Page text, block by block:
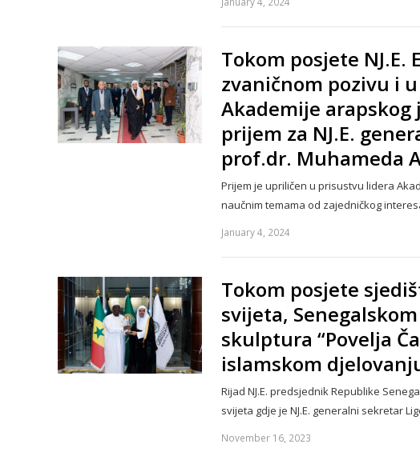
Tokom posjete NJ.E.
zvaničnom pozivu i
Akademije
prijem za NJ.E.
prof.dr. Muhameda
Prijem je upriličen u prisustvu lidera
naučnim temama od zajedničkog
January 4, 2024
Tokom posjete
svijeta,
skulptura “Povelja
islamskom
Rijad NJ.E. predsjednik Republike
svijeta gdje je NJ.E. generalni sekretar
November 16, 2023